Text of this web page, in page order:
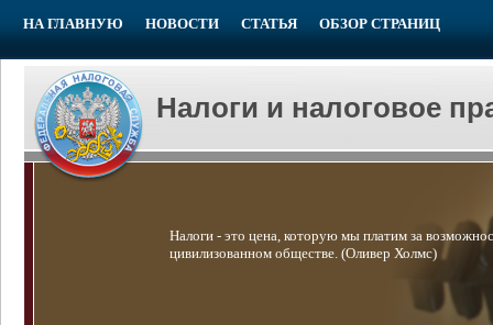
НА ГЛАВНУЮ НОВОСТИ СТАТЬЯ ОБЗОР СТРАНИЦ
Налоги и налоговое
Налоги - это цена, которую мы платим за
цивилизованном обществе. (Оливер Холмс)